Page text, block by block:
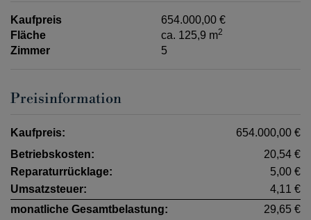
Kaufpreis
654.000,00 €
Fläche
ca. 125,9 m2
Zimmer 5
Preisinformation
Kaufpreis:
654.000,00 €
Betriebskosten:
20,54 €
Reparaturrücklage:
5,00 €
Umsatzsteuer:
4,11 €
monatliche Gesamtbelastung:
29,65 €